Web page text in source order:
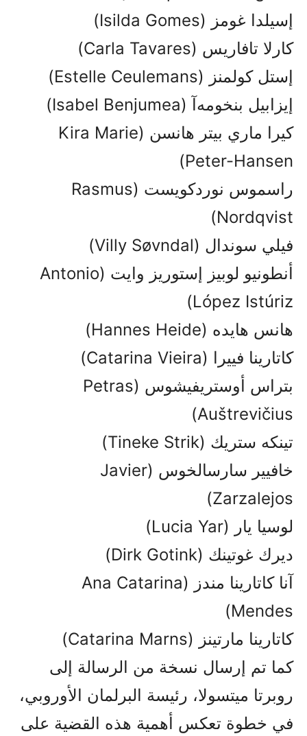
إسیلدا غومز (Isilda Gomes)
كارلا تافاريس (Carla Tavares)
إستل كولمنز (Estelle Ceulemans)
إيزابيل بنخومه‌آ (Isabel Benjumea)
كیرا ماري بيتر هانسن (Kira Marie
Peter-Hansen)
راسموس نوردكويست (Rasmus
Nordqvist)
فيلي سوندال (Villy Søvndal)
أنطونیو لوبيز إستوریز وايت (Antonio
López Istúriz)
هانس هايده (Hannes Heide)
كاتارينا فييرا (Catarina Vieira)
بتراس أوستريفيشوس (Petras
Auštrevičius)
تينكه ستريك (Tineke Strik)
خافيير سارسالخوس (Javier
Zarzalejos)
لوسيا يار (Lucia Yar)
ديرك غوتينك (Dirk Gotink)
آنا كاتارينا مندز (Ana Catarina
Mendes)
كاتارينا مارتينز (Catarina Marns)
كما تم إرسال نسخة من الرسالة إلى
روبرتا ميتسولا، رئيسة البرلمان الأوروبي،
في خطوة تعكس أهمية هذه القضية على